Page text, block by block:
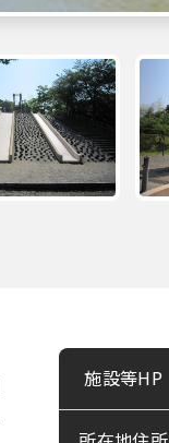
施設等HP